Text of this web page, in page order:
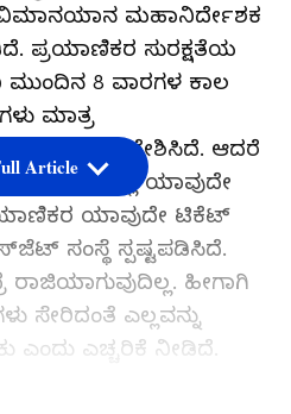
ವಿಮಾನಯಾನ ಮಹಾನಿರ್ದೇಶಕ
ಪ್ರಯಾಣಿಕರ ಸುರಕ್ಷತೆಯ
ಮುಂದಿನ 8 ವಾರಗಳ ಕಾಲ
ಮಾತ್ರ
ಡಿಡಿಸಿಎ ಆದೇಶಿಸಿದೆ. ಆದರೆ
ಸಂಚಾರದಲ್ಲಿ ಯಾವುದೇ
ಯಾವುದೇ ಟಿಕೆಟ್
ಸಂಸ್ಥೆ ಸ್ಪಷ್ಟಪಡಿಸಿದೆ.
ರಾಜಿಯಾಗುವುದಿಲ್ಲ. ಹೀಗಾಗಿ
ಸೇರಿದಂತೆ ಎಲ್ಲವನ್ನು
ಎಂದು ಎಚ್ಚರಿಕೆ ನೀಡಿದೆ.
Article